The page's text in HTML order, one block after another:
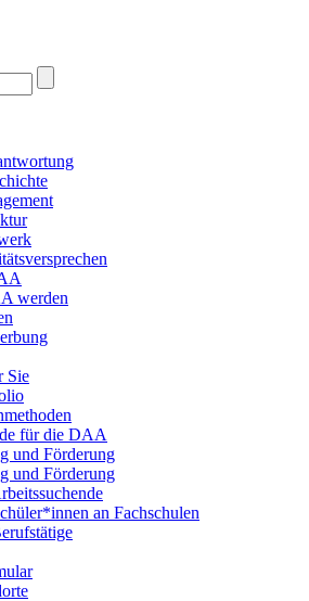
werden
Sie
für die DAA
und Förderung
und Förderung
an Fachschulen